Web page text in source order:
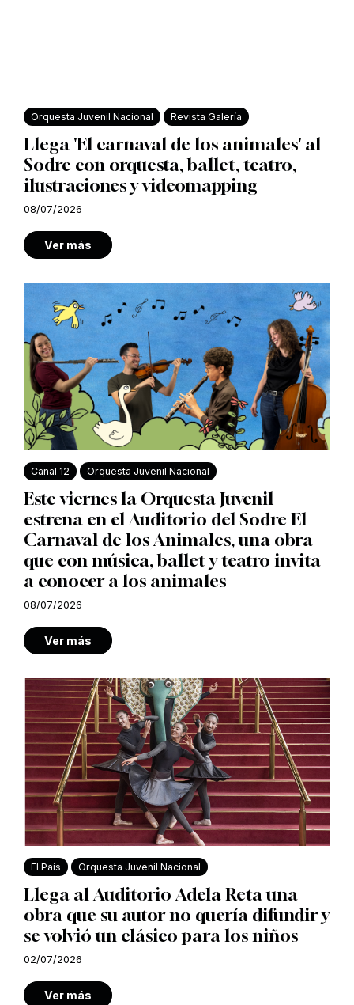
Orquesta Juvenil Nacional Revista Galería
Llega 'El carnaval de los animales' al
Sodre con orquesta, ballet, teatro,
ilustraciones y videomapping
08/07/2026
Ver más
Canal 12 Orquesta Juvenil Nacional
Este viernes la Orquesta Juvenil
estrena en el Auditorio del Sodre El
Carnaval de los Animales, una obra
que con música, ballet y teatro invita
a conocer a los animales
08/07/2026
Ver más
El País Orquesta Juvenil Nacional
Llega al Auditorio Adela Reta una
obra que su autor no quería difundir y
se volvió un clásico para los niños
02/07/2026
Ver más